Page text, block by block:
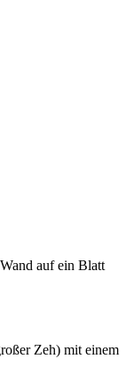
auf ein Blatt
Zeh) mit einem